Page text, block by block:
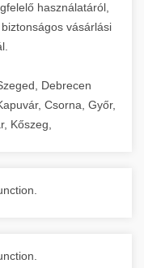
használatáról,
vásárlási
Debrecen
Csorna, Győr,
Kőszeg,